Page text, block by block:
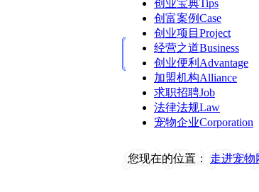
创业宝典Tips
创富案例Case
创业项目 Project
经营之道Business
创业便利 Advantage
加盟机构Alliance
求职招聘Job
法律法规Law
宠物企业Corporation
您现在的位置： 走进宠物